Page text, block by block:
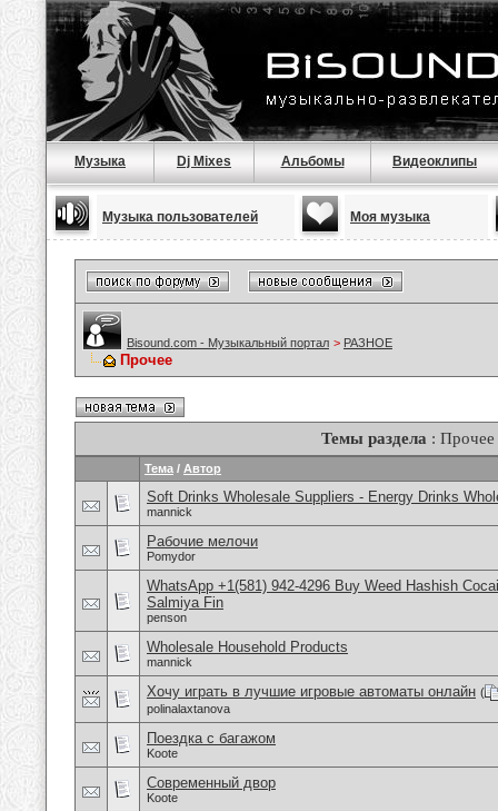
Музыка Dj Mixes Альбомы Видеоклипы
Музыка пользователей Моя музыка
Bisound.com - Музыкальный портал > РАЗНОЕ
Прочее
Темы раздела : Прочее
Тема / Автор
Soft Drinks Wholesale Suppliers - Energy Drinks
mannick
Рабочие мелочи
Pomydor
WhatsApp +1(581) 942-4296 Buy Weed Hashish
Salmiya Fin
penson
Wholesale Household Products
mannick
Хочу играть в лучшие игровые автоматы онлайн (
polinalaxtanova
Поездка с багажом
Koote
Современный двор
Koote